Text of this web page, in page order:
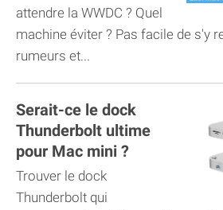
attendre la WWDC ? Quel
machine éviter ? Pas facile de s'y
rumeurs et...
Serait-ce le dock
Thunderbolt ultime
pour Mac mini ?
Trouver le dock
Thunderbolt qui